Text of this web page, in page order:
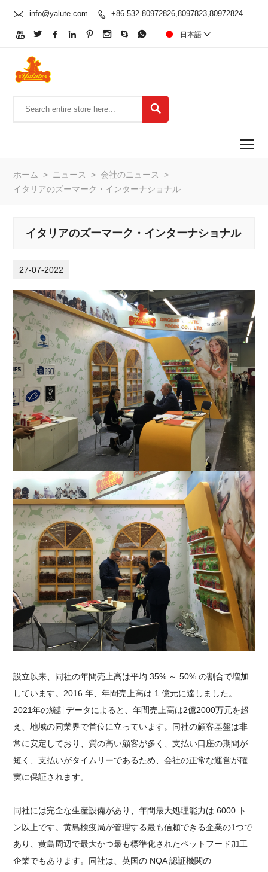
 info@yalute.com  +86-532-80972826,8097823,80972824
        日本語 

ホーム > ニュース > 会社のニュース
>
イタリアのズーマーク・インターナショナル
イタリアのズーマーク・インターナショナル
27-07-2022
設立以来、同社の年間売上高は平均 35% ～ 50% の割合で増加
しています。2016 年、年間売上高は 1 億元に達しました。
2021年の統計データによると、年間売上高は2億2000万元を超
え、地域の同業界で首位に立っています。同社の顧客基盤は非
常に安定しており、質の高い顧客が多く、支払い口座の期間が
短く、支払いがタイムリーであるため、会社の正常な運営が確
実に保証されます。
同社には完全な生産設備があり、年間最大処理能力は 6000 ト
ン以上です。黄島検疫局が管理する最も信頼できる企業の1つで
あり、黄島周辺で最大かつ最も標準化されたペットフード加工
企業でもあります。同社は、英国の NQA 認証機関の